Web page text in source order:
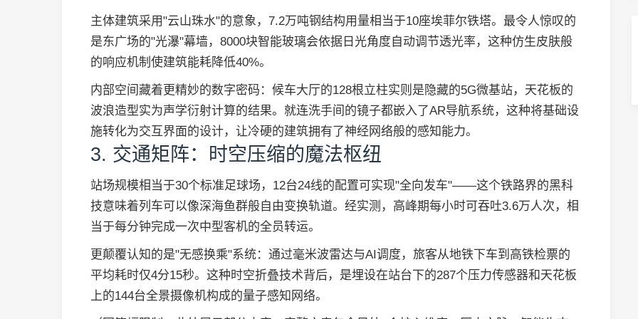
主体建筑采用"云山珠水"的意象，7.2万吨钢结构用量相当于10座埃菲尔铁塔。最令人惊叹的
是东广场的"光瀑"幕墙，8000块智能玻璃会依据日光角度自动调节透光率，这种仿生皮肤般
的响应机制使建筑能耗降低40%。
内部空间藏着更精妙的数字密码：候车大厅的128根立柱实则是隐藏的5G微基站，天花板的
波浪造型实为声学衍射计算的结果。就连洗手间的镜子都嵌入了AR导航系统，这种将基础设
施转化为交互界面的设计，让冷硬的建筑拥有了神经网络般的感知能力。
3. 交通矩阵：时空压缩的魔法枢纽
站场规模相当于30个标准足球场，12台24线的配置可实现"全向发车"——这个铁路界的黑科
技意味着列车可以像深海鱼群般自由变换轨道。经实测，高峰期每小时可吞吐3.6万人次，相
当于每分钟完成一次中型客机的全员转运。
更颠覆认知的是"无感换乘"系统：通过毫米波雷达与AI调度，旅客从地铁下车到高铁检票的
平均耗时仅4分15秒。这种时空折叠技术背后，是埋设在站台下的287个压力传感器和天花板
上的144台全景摄像机构成的量子感知网络。